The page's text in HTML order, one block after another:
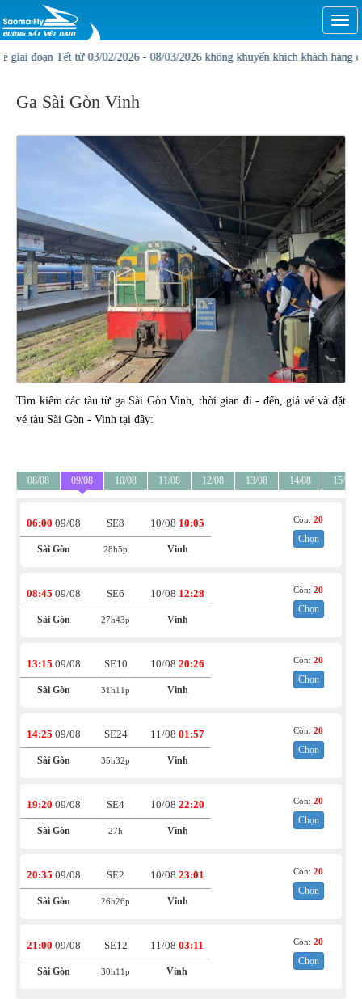
Tết từ 03/02/2026 - 08/03/2026 không khuyến khích khách hàng đặt
Ga Sài Gòn Vinh
Tìm kiếm các tàu từ ga Sài Gòn Vinh, thời gian đi - đến, giá vé và đặt
vé tàu Sài Gòn - Vinh tại đây:
08/08 09/08 10/08 11/08 12/08 13/08 14/08 15/08
06:00 09/08
Sài Gòn
SE8
28h5p
10/08 10:05
Vinh
Còn:20
Chọn
08:45 09/08
Sài Gòn
SE6
27h43p
10/08 12:28
Vinh
Còn:20
Chọn
13:15 09/08
Sài Gòn
SE10
31h11p
10/08 20:26
Vinh
Còn:20
Chọn
14:25 09/08
Sài Gòn
SE24
35h32p
11/08 01:57
Vinh
Còn:20
Chọn
19:20 09/08
Sài Gòn
SE4
27h
10/08 22:20
Vinh
Còn:20
Chọn
20:35 09/08
Sài Gòn
SE2
26h26p
10/08 23:01
Vinh
Còn:20
Chọn
21:00 09/08
Sài Gòn
SE12
30h11p
11/08 03:11
Vinh
Còn:20
Chọn